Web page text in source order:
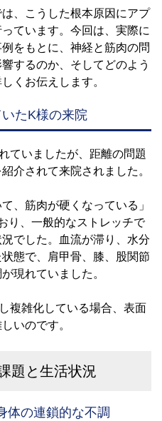
、こうした根本原因にアプ
ています。今回は、実際に
をもとに、神経と筋肉の問
するのか、そしてどのよう
くお伝えします。
たK様の来院
ていましたが、距離の問題
介されて来院されました。
、筋肉が硬くなっている」
り、一般的なストレッチで
でした。血流が滞り、水分
態で、肩甲骨、膝、股関節
現れていました。
複雑化している場合、表面
いのです。
題と生活状況
体の連鎖的な不調